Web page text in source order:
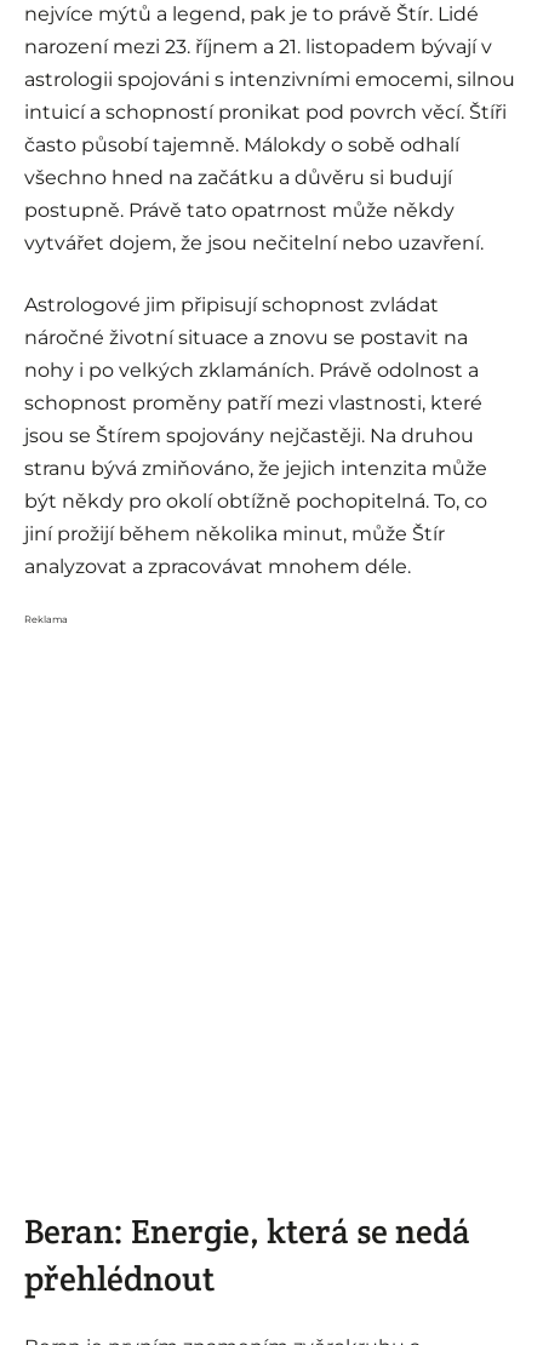
nejvíce mýtů a legend, pak je to právě Štír. Lidé
narození mezi 23. říjnem a 21. listopadem bývají v
astrologii spojováni s intenzivními emocemi, silnou
intuicí a schopností pronikat pod povrch věcí. Štíři
často působí tajemně. Málokdy o sobě odhalí
všechno hned na začátku a důvěru si budují
postupně. Právě tato opatrnost může někdy
vytvářet dojem, že jsou nečitelní nebo uzavření.
Astrologové jim připisují schopnost zvládat
náročné životní situace a znovu se postavit na
nohy i po velkých zklamáních. Právě odolnost a
schopnost proměny patří mezi vlastnosti, které
jsou se Štírem spojovány nejčastěji. Na druhou
stranu bývá zmiňováno, že jejich intenzita může
být někdy pro okolí obtížně pochopitelná. To, co
jiní prožijí během několika minut, může Štír
analyzovat a zpracovávat mnohem déle.
Reklama
Beran: Energie, která se nedá
přehlédnout